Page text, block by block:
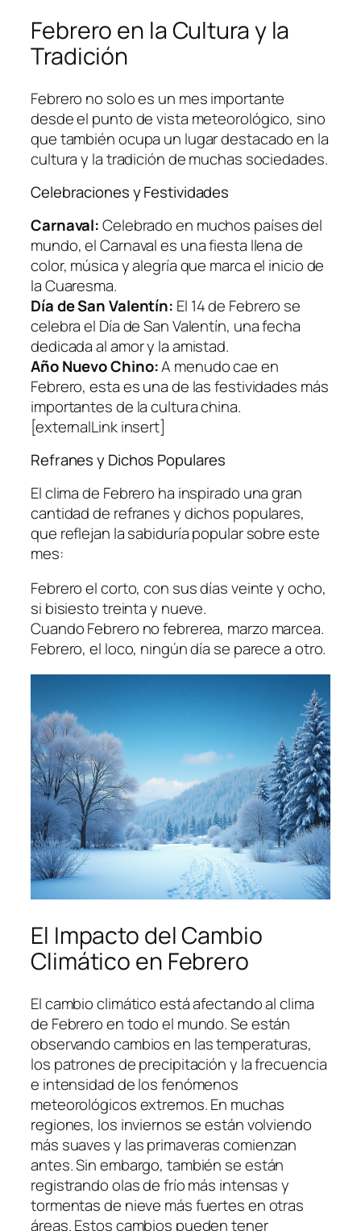
Febrero en la Cultura y la
Tradición
Febrero no solo es un mes importante
desde el punto de vista meteorológico, sino
que también ocupa un lugar destacado en la
cultura y la tradición de muchas sociedades.
Celebraciones y Festividades
Carnaval:Celebrado en muchos países del
mundo, el Carnaval es una fiesta llena de
color, música y alegría que marca el inicio de
la Cuaresma.
Día de San Valentín: El 14 de Febrero se
celebra el Día de San Valentín, una fecha
dedicada al amor y la amistad.
Año Nuevo Chino:A menudo cae en
Febrero, esta es una de las festividades más
importantes de la cultura china.
[externalLink insert]
Refranes y Dichos Populares
El clima de Febrero ha inspirado una gran
cantidad de refranes y dichos populares,
que reflejan la sabiduría popular sobre este
mes:
Febrero el corto, con sus días veinte y ocho,
si bisiesto treinta y nueve.
Cuando Febrero no febrerea, marzo marcea.
Febrero, el loco, ningún día se parece a otro.
El Impacto del Cambio
Climático en Febrero
El cambio climático está afectando al clima
de Febrero en todo el mundo. Se están
observando cambios en las temperaturas,
los patrones de precipitación y la frecuencia
e intensidad de los fenómenos
meteorológicos extremos. En muchas
regiones, los inviernos se están volviendo
más suaves y las primaveras comienzan
antes. Sin embargo, también se están
registrando olas de frío más intensas y
tormentas de nieve más fuertes en otras
áreas. Estos cambios pueden tener